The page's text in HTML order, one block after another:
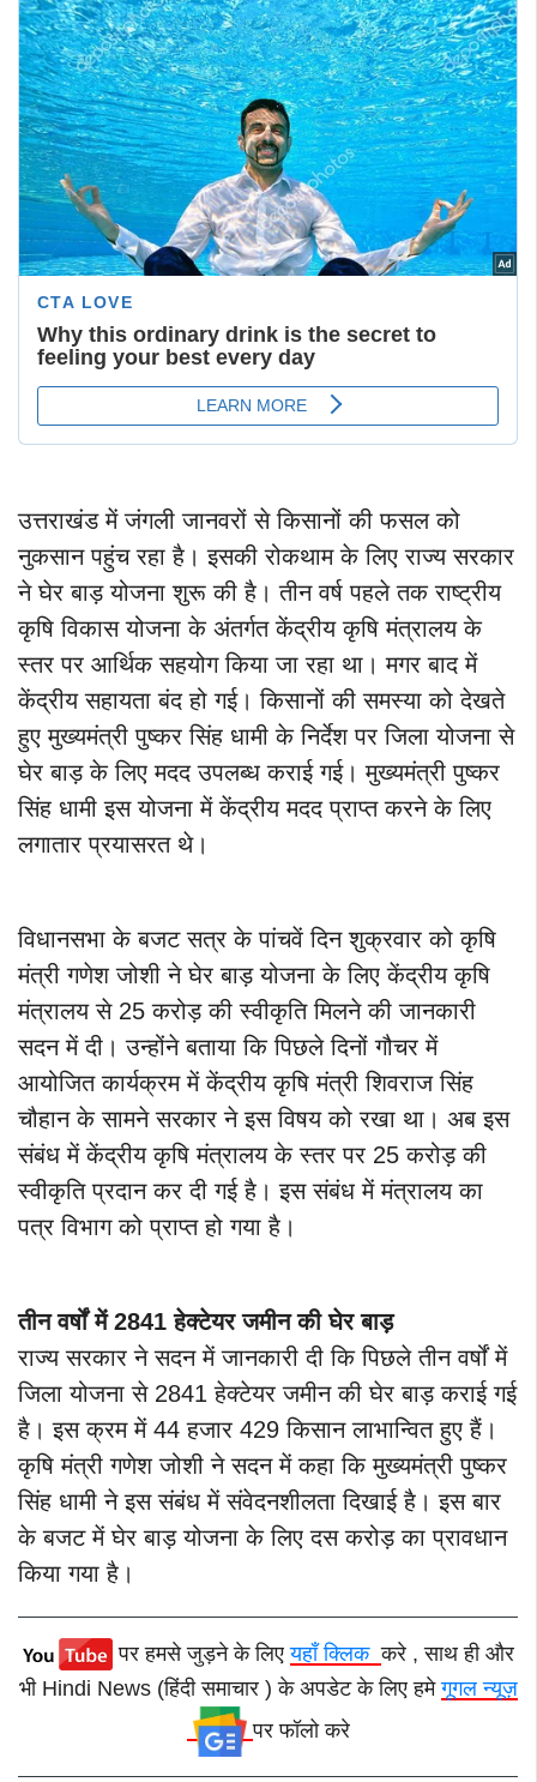
उत्तराखंड में जंगली जानवरों से किसानों की फसल को
नुकसान पहुंच रहा है। इसकी रोकथाम के लिए राज्य सरकार
ने घेर बाड़ योजना शुरू की है। तीन वर्ष पहले तक राष्ट्रीय
कृषि विकास योजना के अंतर्गत केंद्रीय कृषि मंत्रालय के
स्तर पर आर्थिक सहयोग किया जा रहा था। मगर बाद में
केंद्रीय सहायता बंद हो गई। किसानों की समस्या को देखते
हुए मुख्यमंत्री पुष्कर सिंह धामी के निर्देश पर जिला योजना से
घेर बाड़ के लिए मदद उपलब्ध कराई गई। मुख्यमंत्री पुष्कर
सिंह धामी इस योजना में केंद्रीय मदद प्राप्त करने के लिए
लगातार प्रयासरत थे।
विधानसभा के बजट सत्र के पांचवें दिन शुक्रवार को कृषि
मंत्री गणेश जोशी ने घेर बाड़ योजना के लिए केंद्रीय कृषि
मंत्रालय से 25 करोड़ की स्वीकृति मिलने की जानकारी
सदन में दी। उन्होंने बताया कि पिछले दिनों गौचर में
आयोजित कार्यक्रम में केंद्रीय कृषि मंत्री शिवराज सिंह
चौहान के सामने सरकार ने इस विषय को रखा था। अब इस
संबंध में केंद्रीय कृषि मंत्रालय के स्तर पर 25 करोड़ की
स्वीकृति प्रदान कर दी गई है। इस संबंध में मंत्रालय का
पत्र विभाग को प्राप्त हो गया है।
तीन वर्षों में 2841 हेक्टेयर जमीन की घेर बाड़
राज्य सरकार ने सदन में जानकारी दी कि पिछले तीन वर्षों में
जिला योजना से 2841 हेक्टेयर जमीन की घेर बाड़ कराई गई
है। इस क्रम में 44 हजार 429 किसान लाभान्वित हुए हैं।
कृषि मंत्री गणेश जोशी ने सदन में कहा कि मुख्यमंत्री पुष्कर
सिंह धामी ने इस संबंध में संवेदनशीलता दिखाई है। इस बार
के बजट में घेर बाड़ योजना के लिए दस करोड़ का प्रावधान
किया गया है।
पर हमसे जुड़ने के लिएयहाँ क्लिककरे , साथ ही और
भी Hindi News (हिंदी समाचार ) के अपडेट के लिए हमेगूगल न्यूज़
पर फॉलो करे